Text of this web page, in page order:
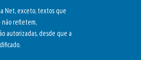
Net, exceto, textos que
não refletem,
autorizadas, desde que a